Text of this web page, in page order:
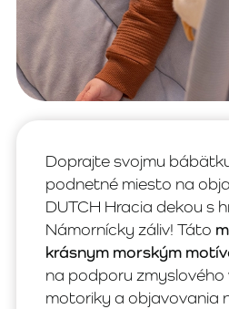
Doprajte svojmu
podnetné miesto na
DUTCH Hracia dekou s
Námornícky záliv! Táto
krásnym morským
na podporu zmyslového
motoriky a objavovania